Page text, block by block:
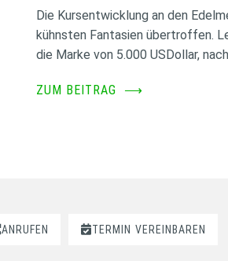
Die Kursentwicklung an den
kühnsten Fantasien übertroffen.
die Marke von 5.000 USDollar,
ZUM BEITRAG ⟶
ANRUFEN TERMIN VEREINBAREN